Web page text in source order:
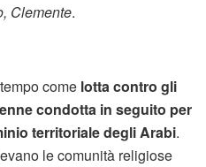
Clemente.
come lotta contro gli
condotta in seguito per
territoriale degli Arabi.
le comunità religiose